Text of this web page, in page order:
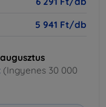
5 941 Ft/db
(Ingyenes 30 000